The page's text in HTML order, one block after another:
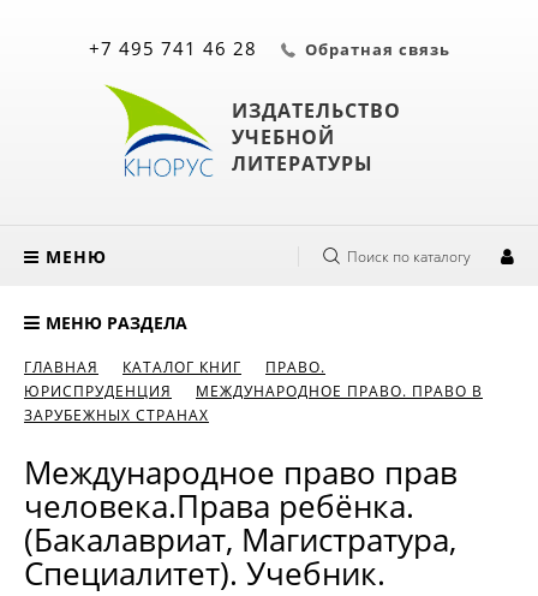
ИЗДАТЕЛЬСТВО
УЧЕБНОЙ
ЛИТЕРАТУРЫ
+7 495 741 46 28 Обратная связь
МЕНЮ Поиск по каталогу
МЕНЮ РАЗДЕЛА
ГЛАВНАЯ КАТАЛОГ КНИГ
ПРАВО.
ЮРИСПРУДЕНЦИЯ
МЕЖДУНАРОДНОЕ ПРАВО. ПРАВО В
ЗАРУБЕЖНЫХ СТРАНАХ
Международное право прав
человека.Права ребёнка.
(Бакалавриат, Магистратура,
Специалитет). Учебник.